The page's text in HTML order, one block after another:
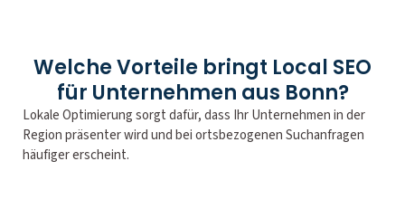
Welche Vorteile bringt Local SEO
für Unternehmen aus Bonn?
Lokale Optimierung sorgt dafür, dass Ihr Unternehmen in der
Region präsenter wird und bei ortsbezogenen Suchanfragen
häufiger erscheint.